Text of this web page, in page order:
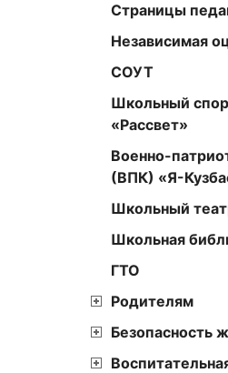
Страницы
Независимая
СОУТ
Школьный
«Рассвет»
Военно-
(ВПК) «Я-
Школьный
Школьная
ГТО
Родителям
Безопасность